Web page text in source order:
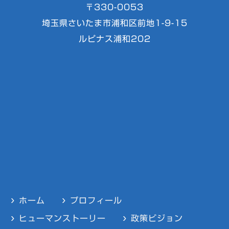
〒330-0053
埼玉県さいたま市浦和区前地1-9-15
ルピナス浦和202
ホーム プロフィール
ヒューマンストーリー 政策ビジョン